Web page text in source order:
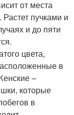
от места
пучками и
и до пяти
цвета,
в
–
которые
в